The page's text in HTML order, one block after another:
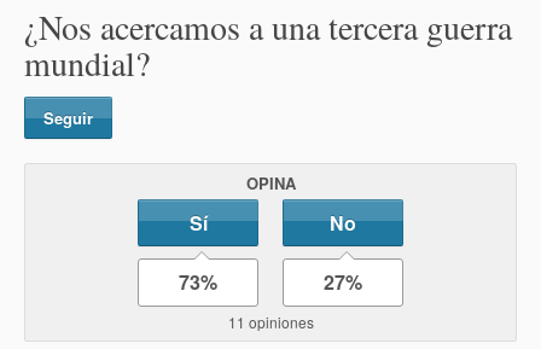
¿Nos acercamos a una tercera guerra
mundial?
Seguir
OPINA
Sí No
73% 27%
11 opiniones